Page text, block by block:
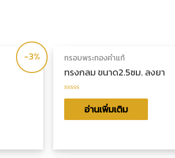
-3% กรอบพระทองคำแท้
ทรงกลม ขนาด2.5ซม. ลงยา
ให้
คะแนน
ตั้งแต่
อ่านเพิ่มเติม